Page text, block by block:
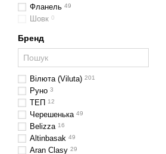
Фланель 49
Шовк 0
Бренд
Вілюта (Viluta) 201
Руно 3
ТЕП 12
Черешенька 49
Belizza 16
Altinbasak 49
Aran Clasy 29